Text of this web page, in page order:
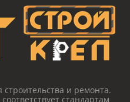
и ремонта.
стандартам